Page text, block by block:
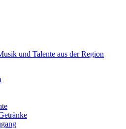
und Talente aus der Region